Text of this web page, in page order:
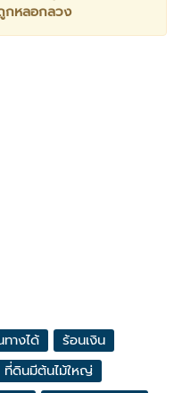
กหลอกลวง
างได้ ร้อนเงิน
ที่ดินมีต้นไม้ใหญ่